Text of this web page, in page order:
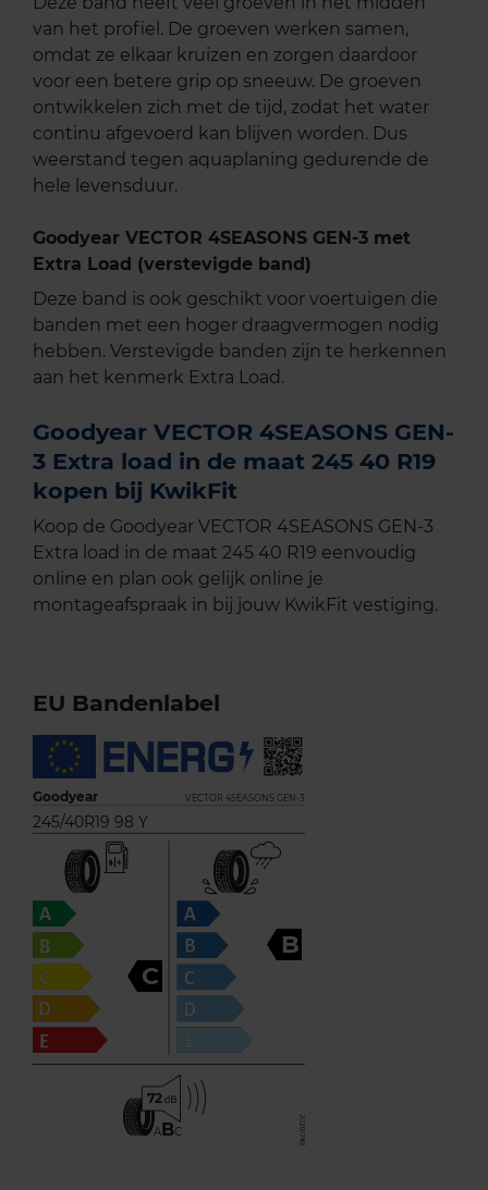
van het profiel. De groeven werken samen,
omdat ze elkaar kruizen en zorgen daardoor
voor een betere grip op sneeuw. De groeven
ontwikkelen zich met de tijd, zodat het water
continu afgevoerd kan blijven worden. Dus
weerstand tegen aquaplaning gedurende de
hele levensduur.
Goodyear VECTOR 4SEASONS GEN-3 met
Extra Load (verstevigde band)
Deze band is ook geschikt voor voertuigen die
banden met een hoger draagvermogen nodig
hebben. Verstevigde banden zijn te herkennen
aan het kenmerk Extra Load.
Goodyear VECTOR 4SEASONS GEN-
3 Extra load in de maat 245 40 R19
kopen bij KwikFit
Koop de Goodyear VECTOR 4SEASONS GEN-3
Extra load in de maat 245 40 R19 eenvoudig
online en plan ook gelijk online je
montageafspraak in bij jouw KwikFit vestiging.
EU Bandenlabel
Goodyear VECTOR 4SEASONS GEN-3
245/40R19 98 Y
C
B
72
ABC